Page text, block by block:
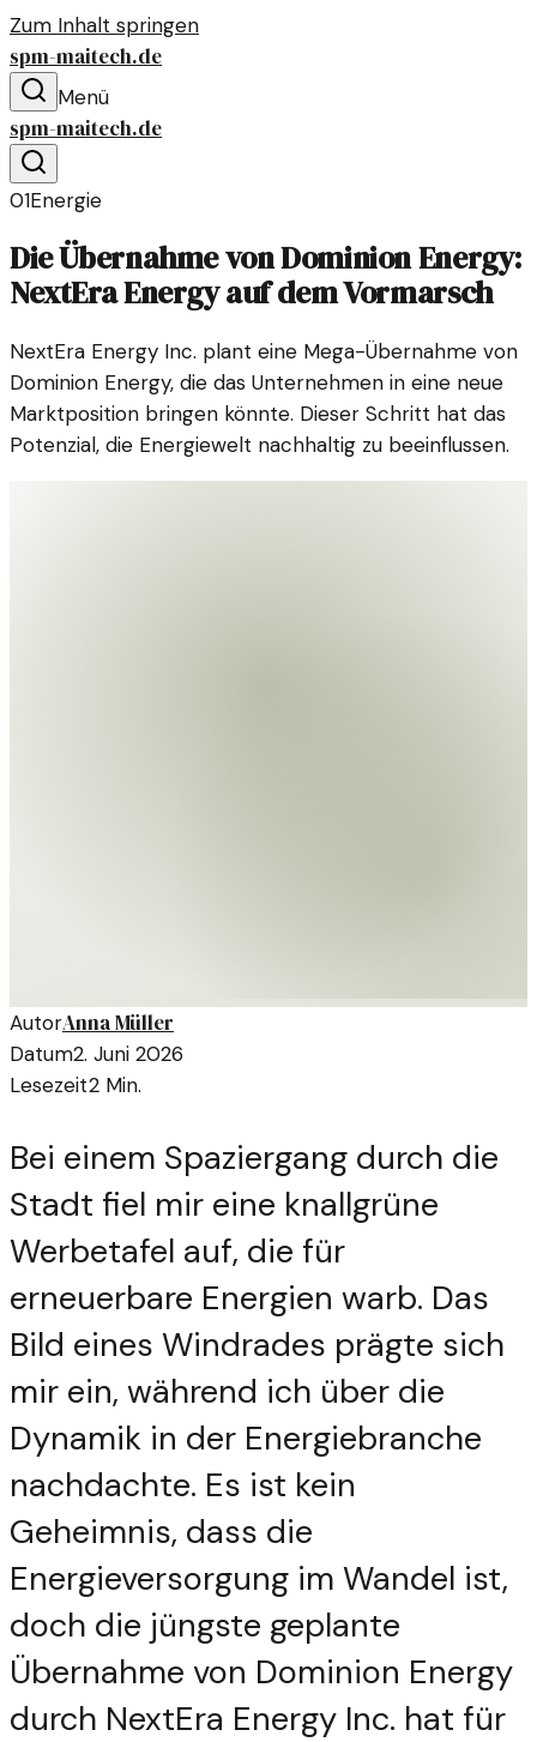
Zum Inhalt springen
spm-maitech.de
Menü
spm-maitech.de
01Energie
Die Übernahme von Dominion Energy:
NextEra Energy auf dem Vormarsch
NextEra Energy Inc. plant eine Mega-Übernahme von
Dominion Energy, die das Unternehmen in eine neue
Marktposition bringen könnte. Dieser Schritt hat das
Potenzial, die Energiewelt nachhaltig zu beeinflussen.
AutorAnna Müller
Datum2. Juni 2026
Lesezeit2 Min.
Bei einem Spaziergang durch die
Stadt fiel mir eine knallgrüne
Werbetafel auf, die für
erneuerbare Energien warb. Das
Bild eines Windrades prägte sich
mir ein, während ich über die
Dynamik in der Energiebranche
nachdachte. Es ist kein
Geheimnis, dass die
Energieversorgung im Wandel ist,
doch die jüngste geplante
Übernahme von Dominion Energy
durch NextEra Energy Inc. hat für